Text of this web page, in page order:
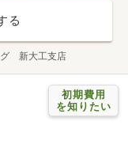
る
グ 新大工支店
初期費用
を知りたい